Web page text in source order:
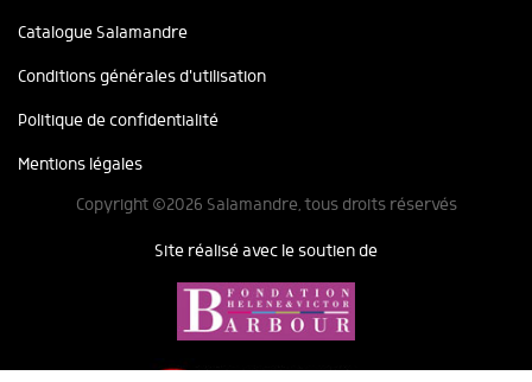
Catalogue Salamandre
Conditions générales d'utilisation
Politique de confidentialité
Mentions légales
Copyright ©2026 Salamandre, tous droits réservés
Site réalisé avec le soutien de